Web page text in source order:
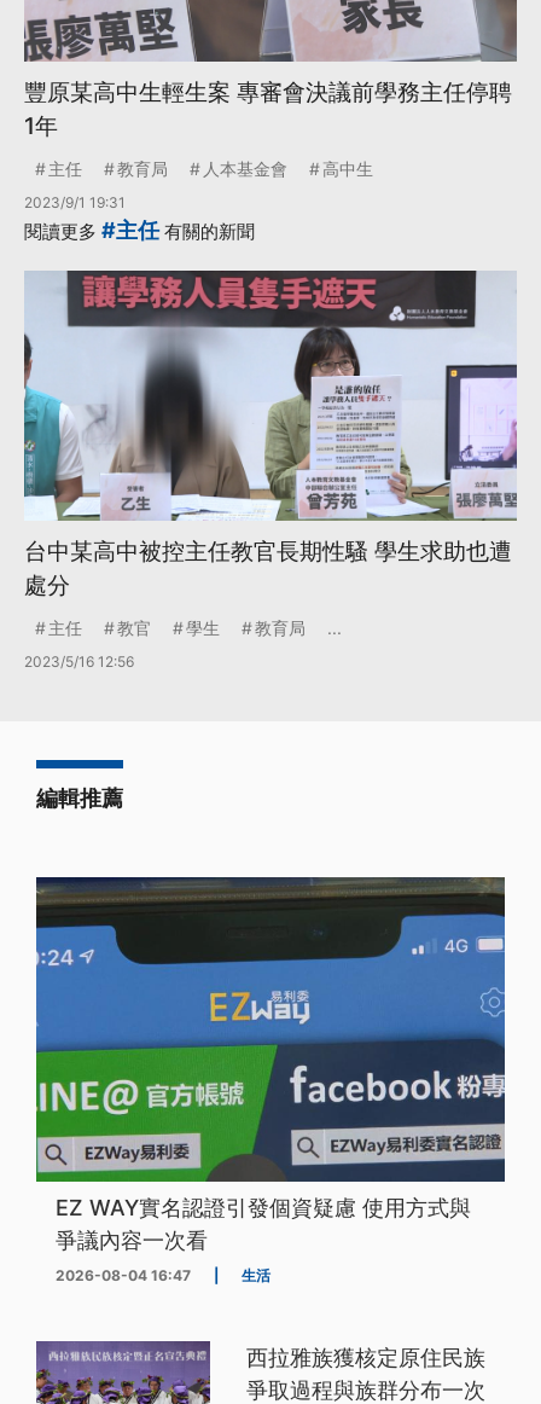
豐原某高中生輕生案 專審會決議前學務主任停聘
1年
主任 教育局 人本基金會 高中生
2023/9/1 19:31
閱讀更多 #主任有關的新聞
台中某高中被控主任教官長期性騷 學生求助也遭
處分
主任 教官 學生 教育局 ...
2023/5/16 12:56
編輯推薦
EZ WAY實名認證引發個資疑慮 使用方式與
爭議內容一次看
2026-08-04 16:47 生活
西拉雅族獲核定原住民族
爭取過程與族群分布一次